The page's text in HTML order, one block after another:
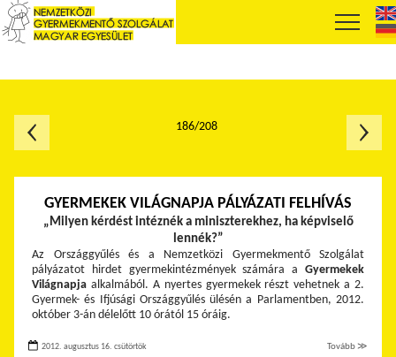
GYERMEKEK VILÁGNAPJA PÁLYÁZATI FELHÍVÁS
„Milyen kérdést intéznék a miniszterekhez, ha képviselő
lennék?”
Az Országgyűlés és a Nemzetközi Gyermekmentő Szolgálat
pályázatot hirdet gyermekintézmények számára a Gyermekek
Világnapja alkalmából. A nyertes gyermekek részt vehetnek a 2.
Gyermek- és Ifjúsági Országgyűlés ülésén a Parlamentben, 2012.
október 3-án délelőtt 10 órától 15 óráig.
2012. augusztus 16. csütörtök Tovább ≫
186/208